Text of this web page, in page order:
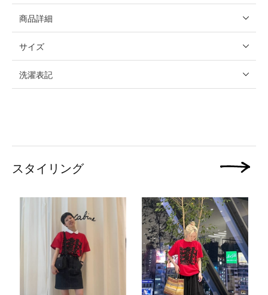
商品詳細
サイズ
洗濯表記
スタイリング 次の画像